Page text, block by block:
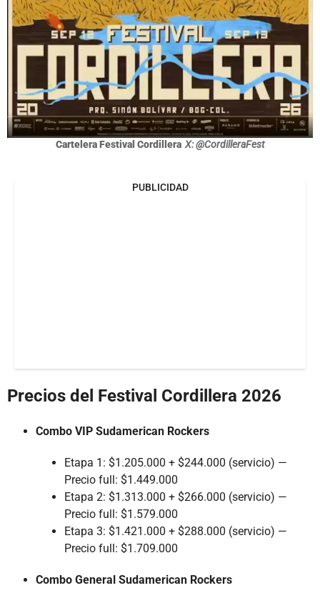
Cartelera Festival Cordillera X: @CordilleraFest
PUBLICIDAD
Precios del Festival Cordillera 2026
Combo VIP Sudamerican Rockers
Etapa 1: $1.205.000 + $244.000 (servicio) —
Precio full: $1.449.000
Etapa 2: $1.313.000 + $266.000 (servicio) —
Precio full: $1.579.000
Etapa 3: $1.421.000 + $288.000 (servicio) —
Precio full: $1.709.000
Combo General Sudamerican Rockers